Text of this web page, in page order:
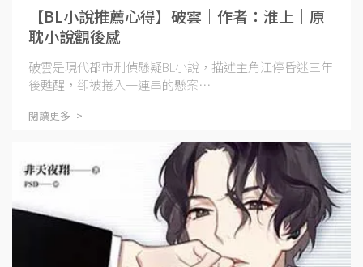
【BL小說推薦心得】破雲｜作者：淮上｜原
耽小說觀後感
破雲是現代都市刑偵懸疑BL小說，描述主角江停昏迷三年
後甦醒，卻被捲入一連串的懸案⋯
閱讀更多 ->